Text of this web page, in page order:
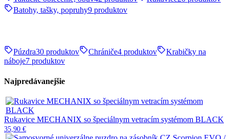
Batohy, tašky, popruhy9 produktov
Púzdra30 produktov Chrániče4 produktov
Krabičky na
náboje7 produktov
Najpredávanejšie
Rukavice MECHANIX so špeciálnym vetracím systémom BLACK
35,90 €